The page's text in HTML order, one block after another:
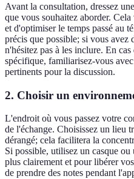
Avant la consultation, dressez
que vous souhaitez aborder.
et d'optimiser le temps passé au
précis que possible; si vous avez
n'hésitez pas à les inclure. En
spécifique, familiarisez-vous
pertinents pour la discussion.
2. Choisir un
L'endroit où vous passez votre
de l'échange. Choisissez un lieu
dérangé; cela facilitera la
Si possible, utilisez un casque
plus clairement et pour libérer
de prendre des notes pendant